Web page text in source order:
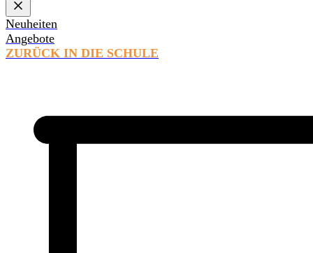
Neuheiten
Angebote
ZURÜCK IN DIE SCHULE